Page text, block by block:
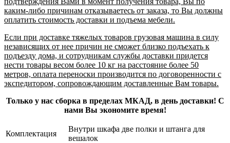
каким-либо причинам отказываетесь от заказа, то Вы должны
оплатить стоимость доставки и подъема мебели.
Если при доставке тяжелых товаров грузовая машина в силу
независящих от нее причин не сможет близко подъехать к
подъезду дома, и сотрудникам службы доставки придется
нести товары весом более 10 кг на расстояние более 50
метров, оплата переноски производится по договоренности с
экспедитором, сопровождающим доставленные Вам товары.
Только у нас сборка в пределах МКАД, в день доставки! С
нами Вы экономите время!
Комплектация
Внутри шкафа две полки и штанга для
вешалок